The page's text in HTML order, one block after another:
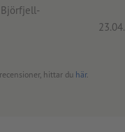
Björfjell-
hittar du här.